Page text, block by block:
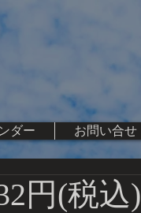
ダー お問い合せ
円(税込)